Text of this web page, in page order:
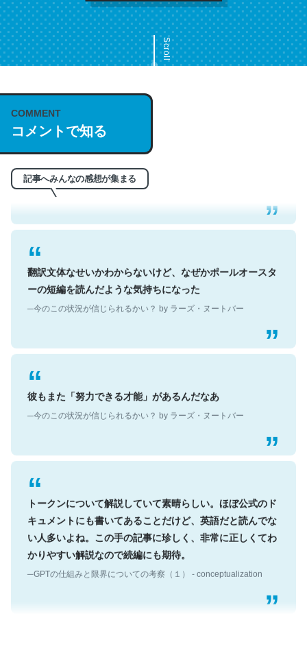
Scroll
COMMENT
コメントで知る
記事へみんなの感想が集まる
これは名文。彼はとてもクレバーなんだろうなと凄く思
─今のこの状況が信じられるかい？ by ラーズ・ヌートバー
翻訳文体なせいかわからないけど、なぜかポールオースタ
ーの短編を読んだような気持ちになった
─今のこの状況が信じられるかい？ by ラーズ・ヌートバー
彼もまた「努力できる才能」があるんだなあ
─今のこの状況が信じられるかい？ by ラーズ・ヌートバー
トークンについて解説していて素晴らしい。ほぼ公式のド
キュメントにも書いてあることだけど、英語だと読んでな
い人多いよね。この手の記事に珍しく、非常に正しくてわ
かりやすい解説なので続編にも期待。
─GPTの仕組みと限界についての考察（１） - conceptualization